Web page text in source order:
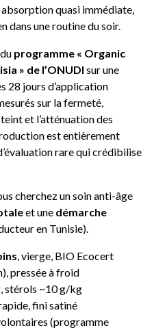
quasi immédiate,
dans une routine du soir.
programme « Organic
» de l’ONUDI sur une
28 jours d’application
sur la fermeté,
teint et l’atténuation des
est entièrement
rare qui crédibilise
cherchez un soin anti-âge
et une démarche
en Tunisie).
, vierge, BIO Ecocert
pressée à froid
stérols ~10 g/kg
fini satiné
(programme